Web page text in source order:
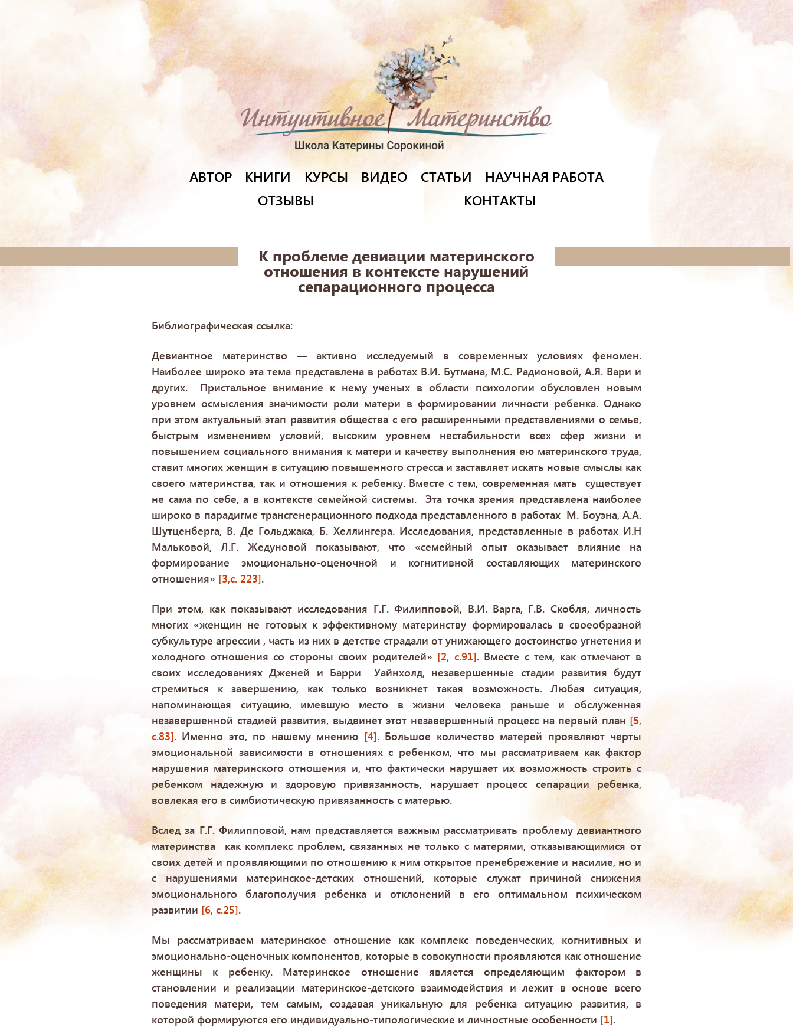
АВТОР КНИГИ КУРСЫ ВИДЕО СТАТЬИ
НАУЧНАЯ РАБОТА
ОТЗЫВЫ
КОНТАКТЫ
К проблеме девиации материнского
отношения в контексте нарушений
сепарационного процесса
Библиографическая ссылка:
Девиантное материнство — активно исследуемый в современных условиях феномен.
Наиболее широко эта тема представлена в работах В.И. Бутмана, М.С. Радионовой, А.Я. Вари и
других. Пристальное внимание к нему ученых в области психологии обусловлен новым
уровнем осмысления значимости роли матери в формировании личности ребенка. Однако
при этом актуальный этап развития общества с его расширенными представлениями о семье,
быстрым изменением условий, высоким уровнем нестабильности всех сфер жизни и
повышением социального внимания к матери и качеству выполнения ею материнского труда,
ставит многих женщин в ситуацию повышенного стресса и заставляет искать новые смыслы как
своего материнства, так и отношения к ребенку. Вместе с тем, современная мать существует
не сама по себе, а в контексте семейной системы. Эта точка зрения представлена наиболее
широко в парадигме трансгенерационного подхода представленного в работах М. Боуэна, А.А.
Шутценберга, В. Де Гольджака, Б. Хеллингера. Исследования, представленные в работах И.Н
Мальковой, Л.Г. Жедуновой показывают, что «семейный опыт оказывает влияние на
формирование эмоционально-оценочной и когнитивной составляющих материнского
отношения» [3,с. 223].
При этом, как показывают исследования Г.Г. Филипповой, В.И. Варга, Г.В. Скобля, личность
многих «женщин не готовых к эффективному материнству формировалась в своеобразной
субкультуре агрессии , часть из них в детстве страдали от унижающего достоинство угнетения и
холодного отношения со стороны своих родителей» [2, c.91]. Вместе с тем, как отмечают в
своих исследованиях Дженей и Барри Уайнхолд, незавершенные стадии развития будут
стремиться к завершению, как только возникнет такая возможность. Любая ситуация,
напоминающая ситуацию, имевшую место в жизни человека раньше и обслуженная
незавершенной стадией развития, выдвинет этот незавершенный процесс на первый план [5,
c.83]. Именно это, по нашему мнению [4]. Большое количество матерей проявляют черты
эмоциональной зависимости в отношениях с ребенком, что мы рассматриваем как фактор
нарушения материнского отношения и, что фактически нарушает их возможность строить с
ребенком надежную и здоровую привязанность, нарушает процесс сепарации ребенка,
вовлекая его в симбиотическую привязанность с матерью.
Вслед за Г.Г. Филипповой, нам представляется важным рассматривать проблему девиантного
материнства как комплекс проблем, связанных не только с матерями, отказывающимися от
своих детей и проявляющими по отношению к ним открытое пренебрежение и насилие, но и
с нарушениями материнское-детских отношений, которые служат причиной снижения
эмоционального благополучия ребенка и отклонений в его оптимальном психическом
развитии [6, c.25].
Мы рассматриваем материнское отношение как комплекс поведенческих, когнитивных и
эмоционально-оценочных компонентов, которые в совокупности проявляются как отношение
женщины к ребенку. Материнское отношение является определяющим фактором в
становлении и реализации материнское-детского взаимодействия и лежит в основе всего
поведения матери, тем самым, создавая уникальную для ребенка ситуацию развития, в
которой формируются его индивидуально-типологические и личностные особенности [1].